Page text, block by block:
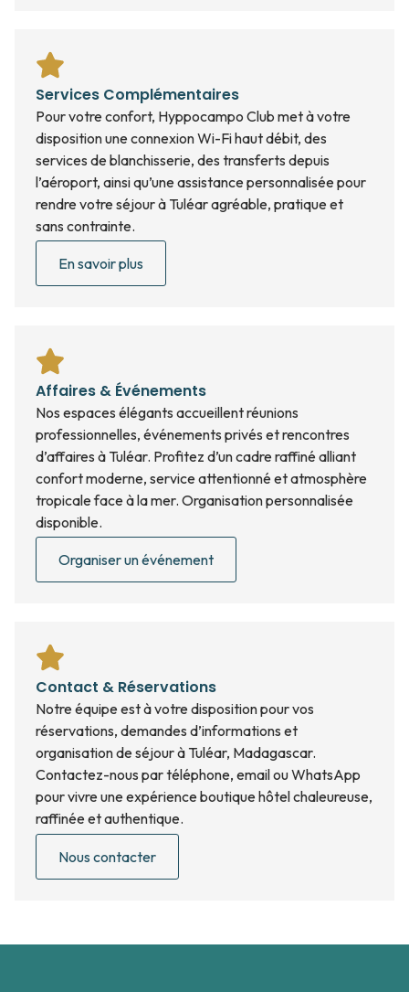
Services Complémentaires
Pour votre confort, Hyppocampo Club met à votre
disposition une connexion Wi-Fi haut débit, des
services de blanchisserie, des transferts depuis
l’aéroport, ainsi qu’une assistance personnalisée pour
rendre votre séjour à Tuléar agréable, pratique et
sans contrainte.
En savoir plus
Affaires & Événements
Nos espaces élégants accueillent réunions
professionnelles, événements privés et rencontres
d’affaires à Tuléar. Profitez d’un cadre raffiné alliant
confort moderne, service attentionné et atmosphère
tropicale face à la mer. Organisation personnalisée
disponible.
Organiser un événement
Contact & Réservations
Notre équipe est à votre disposition pour vos
réservations, demandes d’informations et
organisation de séjour à Tuléar, Madagascar.
Contactez-nous par téléphone, email ou WhatsApp
pour vivre une expérience boutique hôtel chaleureuse,
raffinée et authentique.
Nous contacter